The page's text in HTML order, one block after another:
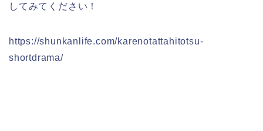
してみてください！
https://shunkanlife.com/karenotattahitotsu-
shortdrama/